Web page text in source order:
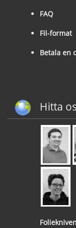
FAQ
Fil-format
Betala en
Hitta